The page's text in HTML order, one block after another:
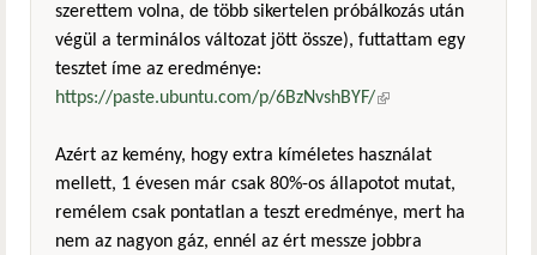
szerettem volna, de több sikertelen próbálkozás után
végül a terminálos változat jött össze), futtattam egy
tesztet íme az eredménye:
https://paste.ubuntu.com/p/6BzNvshBYF/(külső
Azért az kemény, hogy extra kíméletes használat
mellett, 1 évesen már csak 80%-os állapotot mutat,
remélem csak pontatlan a teszt eredménye, mert ha
nem az nagyon gáz, ennél az ért messze jobbra